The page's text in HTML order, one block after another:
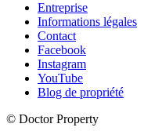
Entreprise
Informations légales
Contact
Facebook
Instagram
YouTube
Blog de propriété
© Doctor Property